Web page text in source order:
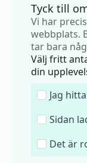
Tyck till
Vi har
webbplats.
tar bara
Välj fritt
din
Jag
Sidan
Det är